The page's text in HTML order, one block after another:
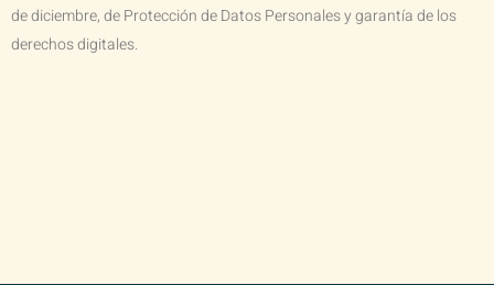
de diciembre, de Protección de Datos Personales y garantía de los
derechos digitales.